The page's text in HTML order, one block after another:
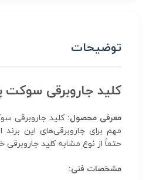
توضیحات
کلید جاروبرقی
معرفی محصول: کلید جاروبرقی
مهم برای جاروبرقی‌های این
حتماً از نوع مشابه کلید جاروبرقی
مشخصات فنی: